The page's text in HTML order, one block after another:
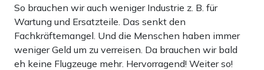
So brauchen wir auch weniger Industrie z. B. für
Wartung und Ersatzteile. Das senkt den
Fachkräftemangel. Und die Menschen haben immer
weniger Geld um zu verreisen. Da brauchen wir bald
eh keine Flugzeuge mehr. Hervorragend! Weiter so!